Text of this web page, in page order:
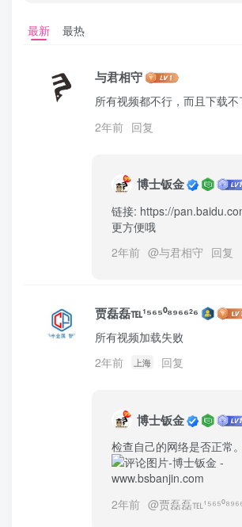
最新 最热
与君相守
所有视频都不行，而且下载
2年前 回复
博士钣金
链接: https://
更方便哦
2年前 @与君相守 回复
贾磊磊℡¹⁵⁶⁵⁰⁸⁹⁶⁶²⁶
所有视频加载失败
2年前
上海 回复
博士钣金
检查自己的网络是否正常
2年前 @贾磊磊